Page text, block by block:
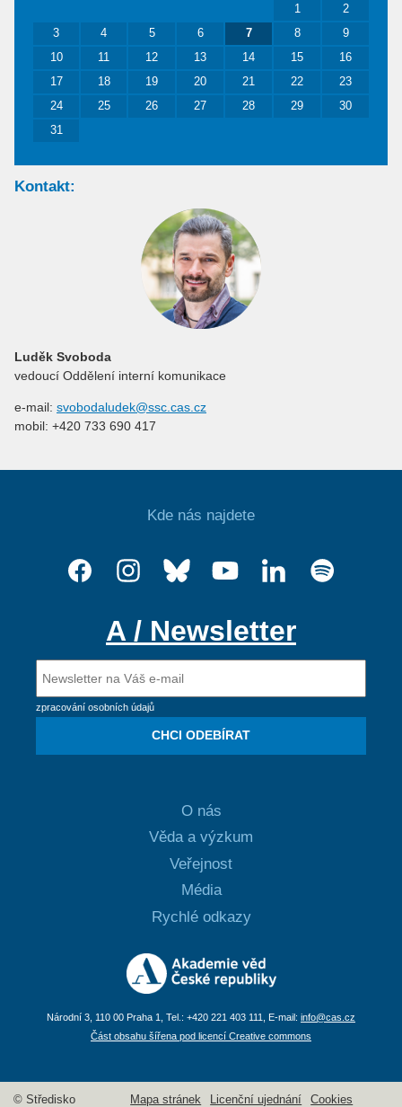
1
2
3
4 5 6 7 8
9
10
11 12 13 14 15
16
17
18 19 20 21 22
23
24
25 26 27 28 29
30
31
Kontakt:
Luděk Svoboda
vedoucí Oddělení interní komunikace
e-mail: svobodaludek@ssc.cas.cz
mobil: +420 733 690 417
Kde nás najdete
A / Newsletter
zpracování osobních údajů
CHCI ODEBÍRAT
O nás
Věda a výzkum
Veřejnost
Média
Rychlé odkazy
Národní 3, 110 00 Praha 1, Tel.: +420 221 403 111, E-mail: info@cas.cz
Část obsahu šířena pod licencí Creative commons
© Středisko Mapa stránek Licenční ujednání Cookies